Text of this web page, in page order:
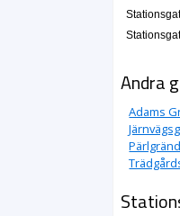
Andra
Adams
Pärlgränd